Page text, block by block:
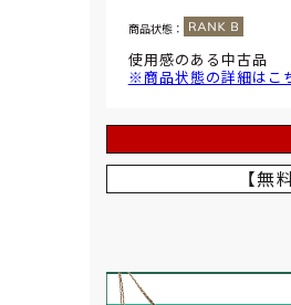
商品状態：
使用感のある中古品
※商品状態の詳細はこ
【無